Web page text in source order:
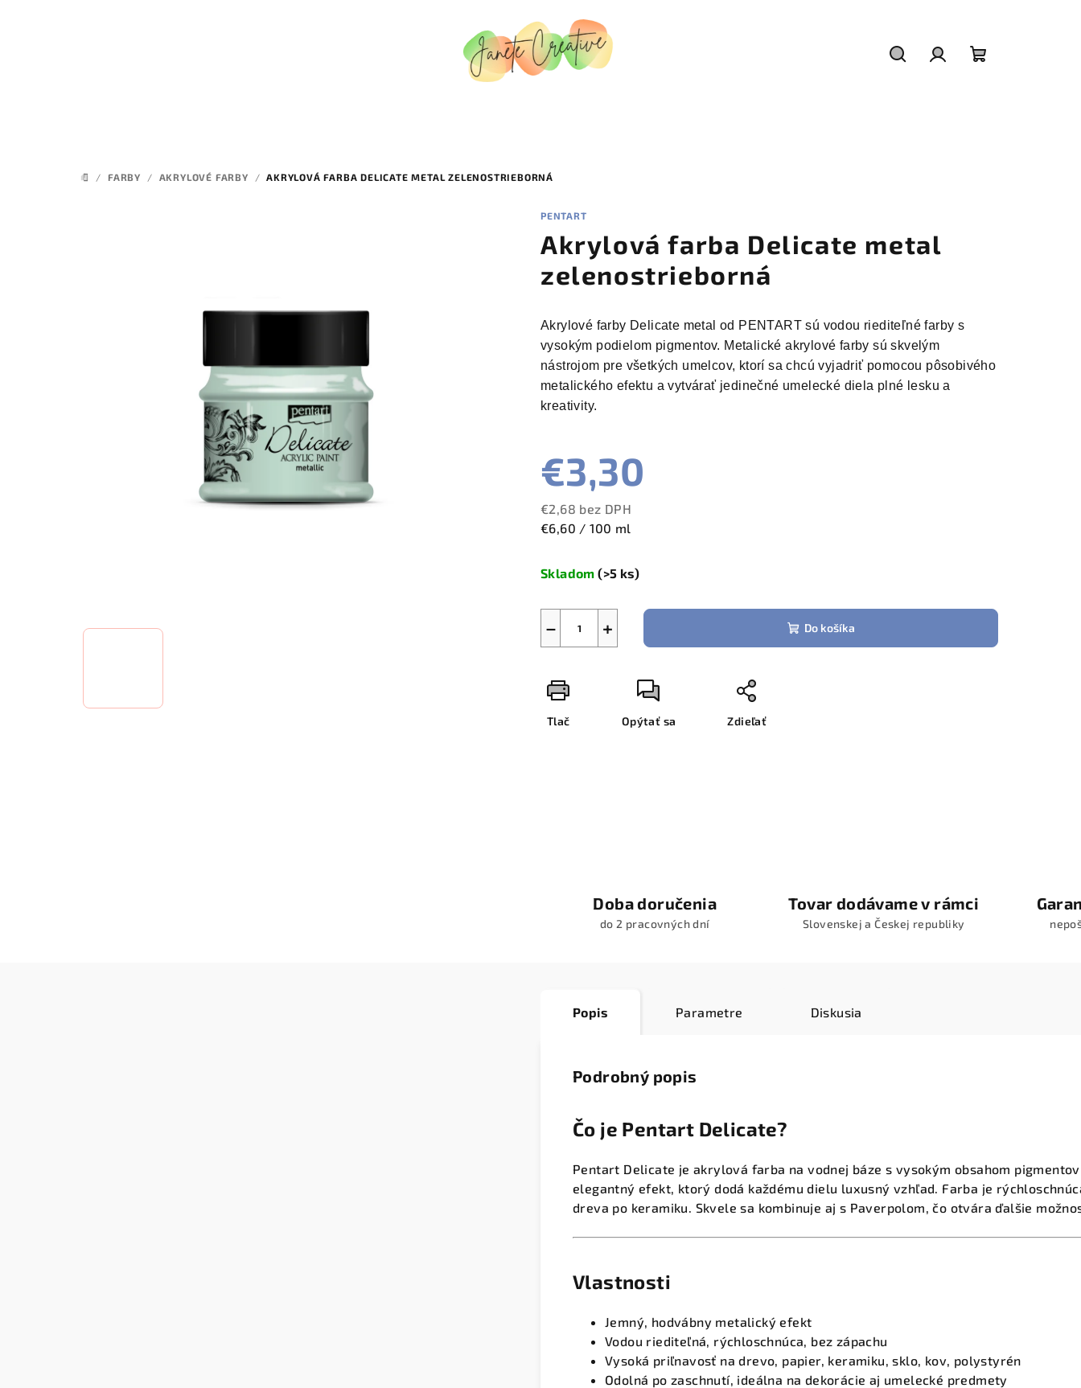
DOMOV
/ FARBY / AKRYLOVÉ FARBY / AKRYLOVÁ FARBA DELICATE METAL ZELENOSTRIEBORNÁ
PENTART
Akrylová farba Delicate metal
zelenostrieborná
Akrylové farby Delicate metal od PENTART sú vodou riediteľné farby s
vysokým podielom pigmentov. Metalické akrylové farby sú skvelým
nástrojom pre všetkých umelcov, ktorí sa chcú vyjadriť pomocou pôsobivého
metalického efektu a vytvárať jedinečné umelecké diela plné lesku a
kreativity.
€3,30
€2,68 bez DPH
Jednotková
€6,60 / 100 ml
Skladom(>5 ks)
+
− Do košíka
Tlač Opýtať sa Zdieľať
Doba doručenia
do 2 pracovných dní
Tovar dodávame v rámci
Slovenskej a Českej republiky
Popis Parametre Diskusia
Podrobný popis
Čo je Pentart Delicate?
Pentart Delicate je akrylová farba na vodnej báze s vysokým obsahom
elegantný efekt, ktorý dodá každému dielu luxusný vzhľad. Farba je
dreva po keramiku. Skvele sa kombinuje aj s Paverpolom, čo otvára ďalšie
Vlastnosti
Jemný, hodvábny metalický efekt
Vodou riediteľná, rýchloschnúca, bez zápachu
Vysoká priľnavosť na drevo, papier, keramiku, sklo, kov, polystyrén
Odolná po zaschnutí, ideálna na dekorácie aj umelecké predmety